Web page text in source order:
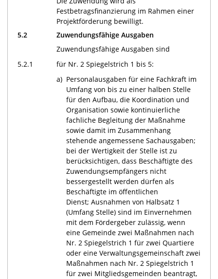
Festbetragsfinanzierung im Rahmen einer
Projektförderung bewilligt.
5.2
Zuwendungsfähige Ausgaben
Zuwendungsfähige Ausgaben sind
5.2.1
für Nr. 2 Spiegelstrich 1 bis 5:
a) Personalausgaben für eine Fachkraft im
Umfang von bis zu einer halben Stelle
für den Aufbau, die Koordination und
Organisation sowie kontinuierliche
fachliche Begleitung der Maßnahme
sowie damit im Zusammenhang
stehende angemessene Sachausgaben;
bei der Wertigkeit der Stelle ist zu
berücksichtigen, dass Beschäftigte des
Zuwendungsempfängers nicht
bessergestellt werden dürfen als
Beschäftigte im öffentlichen
Dienst; Ausnahmen von Halbsatz 1
(Umfang Stelle) sind im Einvernehmen
mit dem Fördergeber zulässig, wenn
eine Gemeinde zwei Maßnahmen nach
Nr. 2 Spiegelstrich 1 für zwei Quartiere
oder eine Verwaltungsgemeinschaft zwei
Maßnahmen nach Nr. 2 Spiegelstrich 1
für zwei Mitgliedsgemeinden beantragt,